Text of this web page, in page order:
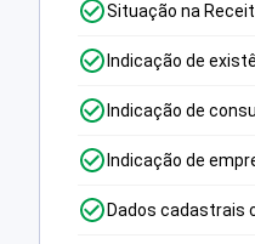
Situação na
Indicação de
Indicação de
Indicação de
Dados cadastrais